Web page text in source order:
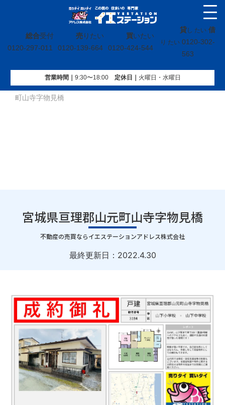
総合受付
0120-297-011
売りたい
0120-139-664
買いたい
0120-424-544
貸し たい 借
り たい 0120-302-
563
営業時間｜ 9:30〜18:00定休⽇｜ 火曜⽇・水曜⽇
イエステーション»投稿トップ»未分類»宮城県亘理郡山元
町山寺字物見橋
宮城県亘理郡山元町山寺字物見橋
｜
不動産の売買ならイエステーションアドレス株式会社
最終更新日： 2022.4.30